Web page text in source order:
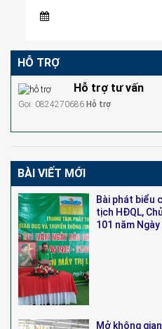
HỖ TRỢ
Hỗ trợ tư vấn
Gọi: 0824270686 Hỗ trợ
BÀI VIẾT MỚI
Bài phát biểu
tịch HĐQL,
101 năm
Mở không